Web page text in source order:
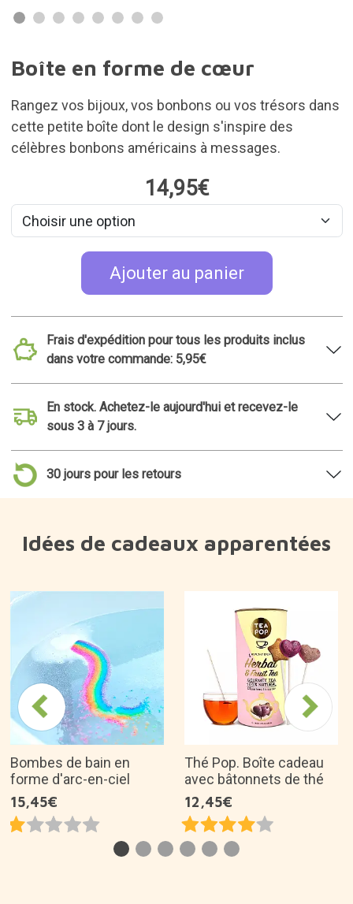
Boîte en forme de cœur
Rangez vos bijoux, vos bonbons ou vos trésors dans
cette petite boîte dont le design s'inspire des
célèbres bonbons américains à messages.
14,95€
Ajouter au panier
Frais d'expédition pour tous les produits inclus
dans votre commande: 5,95€
En stock. Achetez-le aujourd'hui et recevez-le
sous 3 à 7 jours.
30 jours pour les retours
Idées de cadeaux apparentées
Bombes de bain en
forme d'arc-en-ciel
15,45€
Thé Pop. Boîte cadeau
avec bâtonnets de thé
12,45€